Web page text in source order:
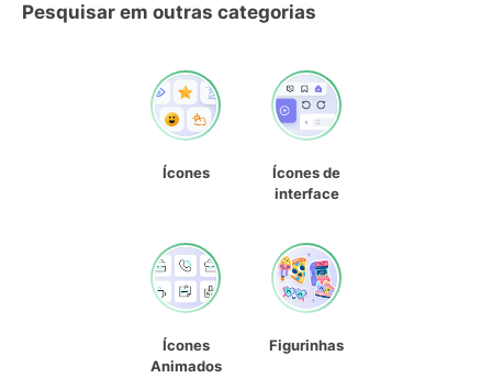
Pesquisar em outras categorias
Ícones
Ícones de
interface
Ícones
Animados
Figurinhas